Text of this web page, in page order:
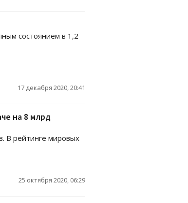
состоянием в 1,2
17 декабря 2020, 20:41
на 8 млрд
В рейтинге мировых
25 октября 2020, 06:29